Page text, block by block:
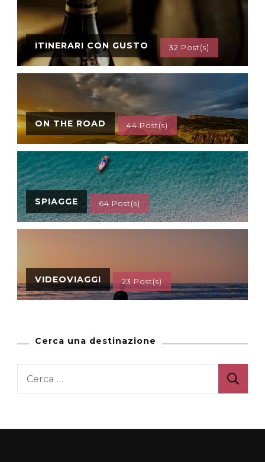
ITINERARI CON GUSTO 32 Post(s)
ON THE ROAD 44 Post(s)
SPIAGGE 64 Post(s)
VIDEOVIAGGI 23 Post(s)
Cerca una destinazione